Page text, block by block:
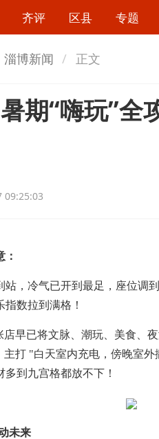
齐评 区县 专题
淄博新闻 正文
期“嗨玩”
09:25:03
冷气已开到最足，座位调
数拉到满格！
已将文脉、潮玩、美食、夜
打 "白天室内充电，傍晚室
到九宫格都放不下！
未来